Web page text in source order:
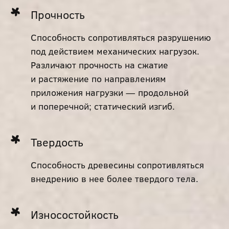
Прочность
Способность сопротивляться разрушению
под действием механических нагрузок.
Различают прочность на сжатие
и растяжение по направлениям
приложения нагрузки — продольной
и поперечной; статический изгиб.
Твердость
Способность древесины сопротивляться
внедрению в нее более твердого тела.
Износостойкость